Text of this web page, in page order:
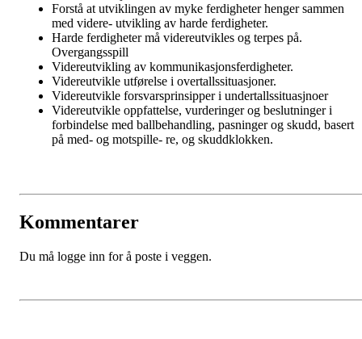
Forstå at utviklingen av myke ferdigheter henger sammen
med videre- utvikling av harde ferdigheter.
Harde ferdigheter må videreutvikles og terpes på.
Overgangsspill
Videreutvikling av kommunikasjonsferdigheter.
Videreutvikle utførelse i overtallssituasjoner.
Videreutvikle forsvarsprinsipper i undertallssituasjnoer
Videreutvikle oppfattelse, vurderinger og beslutninger i
forbindelse med ballbehandling, pasninger og skudd, basert
på med- og motspille- re, og skuddklokken.
Kommentarer
Du må logge inn for å poste i veggen.